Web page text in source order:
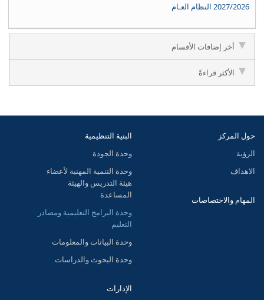
2027/2026 النظام العـام
أخر إضافات الأقسام
الأكثر قراءةً
حول المركز
الرؤية
الاهداف
المهام والاختصاصات
البنية التنظيمية
وحدة الجودة
وحدة التنمية المهنية لأعضاء
هيئة التدريس والهيئة
المساعدة
وحدة البرامج التعليمية ومصادر
التعليم
وحدة البيانات والمعلومات
وحدة البحوث والدراسات
الإدارات